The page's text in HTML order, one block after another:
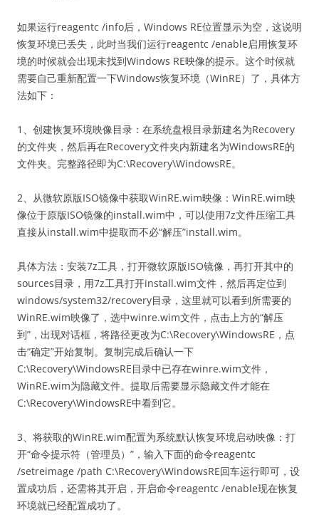
如果运行reagentc /info后，Windows RE位置显示为空，这说明
恢复环境已丢失，此时当我们运行reagentc /enable启用恢复环
境的时候就会出现未找到Windows RE映像的提示。这个时候就
需要自己重新配置一下Windows恢复环境（WinRE）了，具体方
法如下：
1、创建恢复环境映像目录：在系统盘根目录新建名为Recovery
的文件夹，然后再在Recovery文件夹内新建名为WindowsRE的
文件夹。完整路径即为C:\Recovery\WindowsRE。
2、从微软原版ISO镜像中获取WinRE.wim映像：WinRE.wim映
像位于原版ISO镜像的install.wim中，可以使用7z文件压缩工具
直接从install.wim中提取而不必“解压”install.wim。
具体方法：安装7z工具，打开微软原版ISO镜像，再打开其中的
sources目录，用7z工具打开install.wim文件，然后再定位到
windows/system32/recovery目录，这里就可以看到所需要的
WinRE.wim映像了，选中winre.wim文件，点击上方的“解压
到”，出现对话框，将路径更改为C:\Recovery\WindowsRE，点
击“确定”开始复制。复制完成后确认一下
C:\Recovery\WindowsRE目录中已存在winre.wim文件，
WinRE.wim为隐藏文件。提取后需要显示隐藏文件才能在
C:\Recovery\WindowsRE中看到它。
3、将获取的WinRE.wim配置为系统默认恢复环境启动映像：打
开“命令提示符（管理员）”，输入下面的命令reagentc
/setreimage /path C:\Recovery\WindowsRE回车运行即可，设
置成功后，还需将其开启，开启命令reagentc /enable现在恢复
环境就已经配置成功了。